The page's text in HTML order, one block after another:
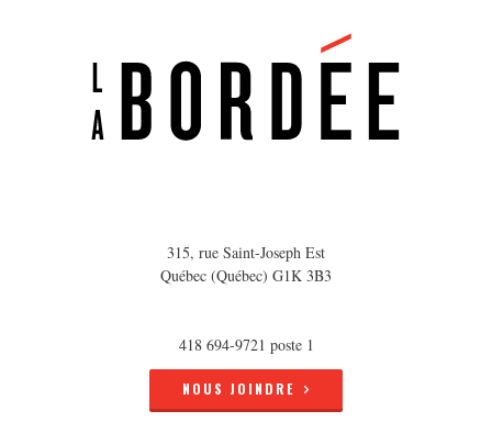
315, rue Saint-Joseph Est
Québec (Québec) G1K 3B3
418 694-9721 poste 1
NOUS JOINDRE